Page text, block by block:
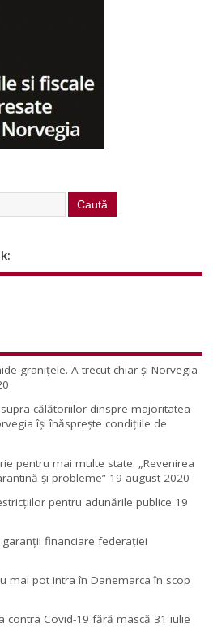
granițele. A trecut chiar și Norvegia
călătoriilor dinspre majoritatea
își înăsprește condițiile de
pentru mai multe state: „Revenirea
şi probleme” 19 august 2020
pentru adunările publice 19
financiare federației
mai pot intra în Danemarca în scop
contra Covid-19 fără mască 31 iulie